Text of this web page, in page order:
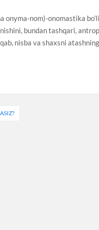
nom)-onomastika
bundan tashqari,
nisba va shaxsni